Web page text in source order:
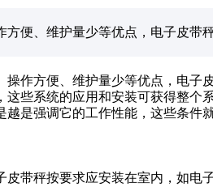
便、维护量少等优点，电子皮带
方便、维护量少等优点，电子皮
些系统的应用和安装可获得整个
是强调它的工作性能，这些条件
带秤按要求应安装在室内，如电